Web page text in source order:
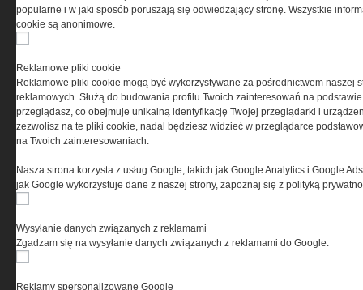
Korzystanie z witryny bez zmiany ustawień dotyczących
cookies oznacza, że będą one zamieszczane w Twoim
cookies. Nim Państwo zaczną korzystać z naszego
serwisu prosimy o zapoznanie się z nasząpolityką
prywatności orazinformacją o cookies.
Copyright © 2004-2019 Grupa MEDIUM Spółka z ograniczoną odpowiedzialnością
Spółka komandytowa, nr KRS: 0000537655. Wszelkie prawa, w tym Autora,
Wydawcy i Producenta bazy danych zastrzeżone. Jakiekolwiek dalsze
popularne i w jaki sposób poruszają się odwiedzający stronę. Wszystkie
cookie są anonimowe.
Reklamowe pliki cookie
Reklamowe pliki cookie mogą być wykorzystywane za pośrednictwem naszej
reklamowych. Służą do budowania profilu Twoich zainteresowań na
przeglądasz, co obejmuje unikalną identyfikację Twojej przeglądarki i
zezwolisz na te pliki cookie, nadal będziesz widzieć w przeglądarce
na Twoich zainteresowaniach.
Nasza strona korzysta z usług Google, takich jak Google Analytics i Google
jak Google wykorzystuje dane z naszej strony, zapoznaj się z polityką
Wysyłanie danych związanych z reklamami
Zgadzam się na wysyłanie danych związanych z reklamami do Google.
Reklamy spersonalizowane Google